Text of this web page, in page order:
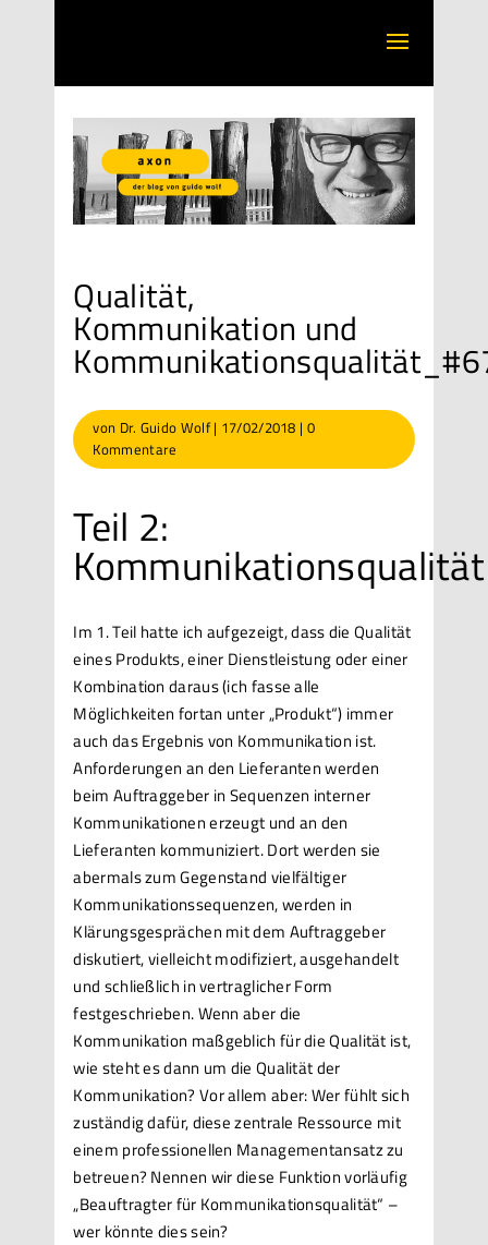
Qualität,
Kommunikation und
von Dr. Guido Wolf| 17/02/2018 | 0
Kommentare
Teil 2:
Kommunikationsqualität
Im 1. Teil hatte ich aufgezeigt, dass die Qualität
eines Produkts, einer Dienstleistung oder einer
Kombination daraus (ich fasse alle
Möglichkeiten fortan unter „Produkt“) immer
auch das Ergebnis von Kommunikation ist.
Anforderungen an den Lieferanten werden
beim Auftraggeber in Sequenzen interner
Kommunikationen erzeugt und an den
Lieferanten kommuniziert. Dort werden sie
abermals zum Gegenstand vielfältiger
Kommunikationssequenzen, werden in
Klärungsgesprächen mit dem Auftraggeber
diskutiert, vielleicht modifiziert, ausgehandelt
und schließlich in vertraglicher Form
festgeschrieben. Wenn aber die
Kommunikation maßgeblich für die Qualität ist,
wie steht es dann um die Qualität der
Kommunikation? Vor allem aber: Wer fühlt sich
zuständig dafür, diese zentrale Ressource mit
einem professionellen Managementansatz zu
betreuen? Nennen wir diese Funktion vorläufig
„Beauftragter für Kommunikationsqualität“ –
wer könnte dies sein?